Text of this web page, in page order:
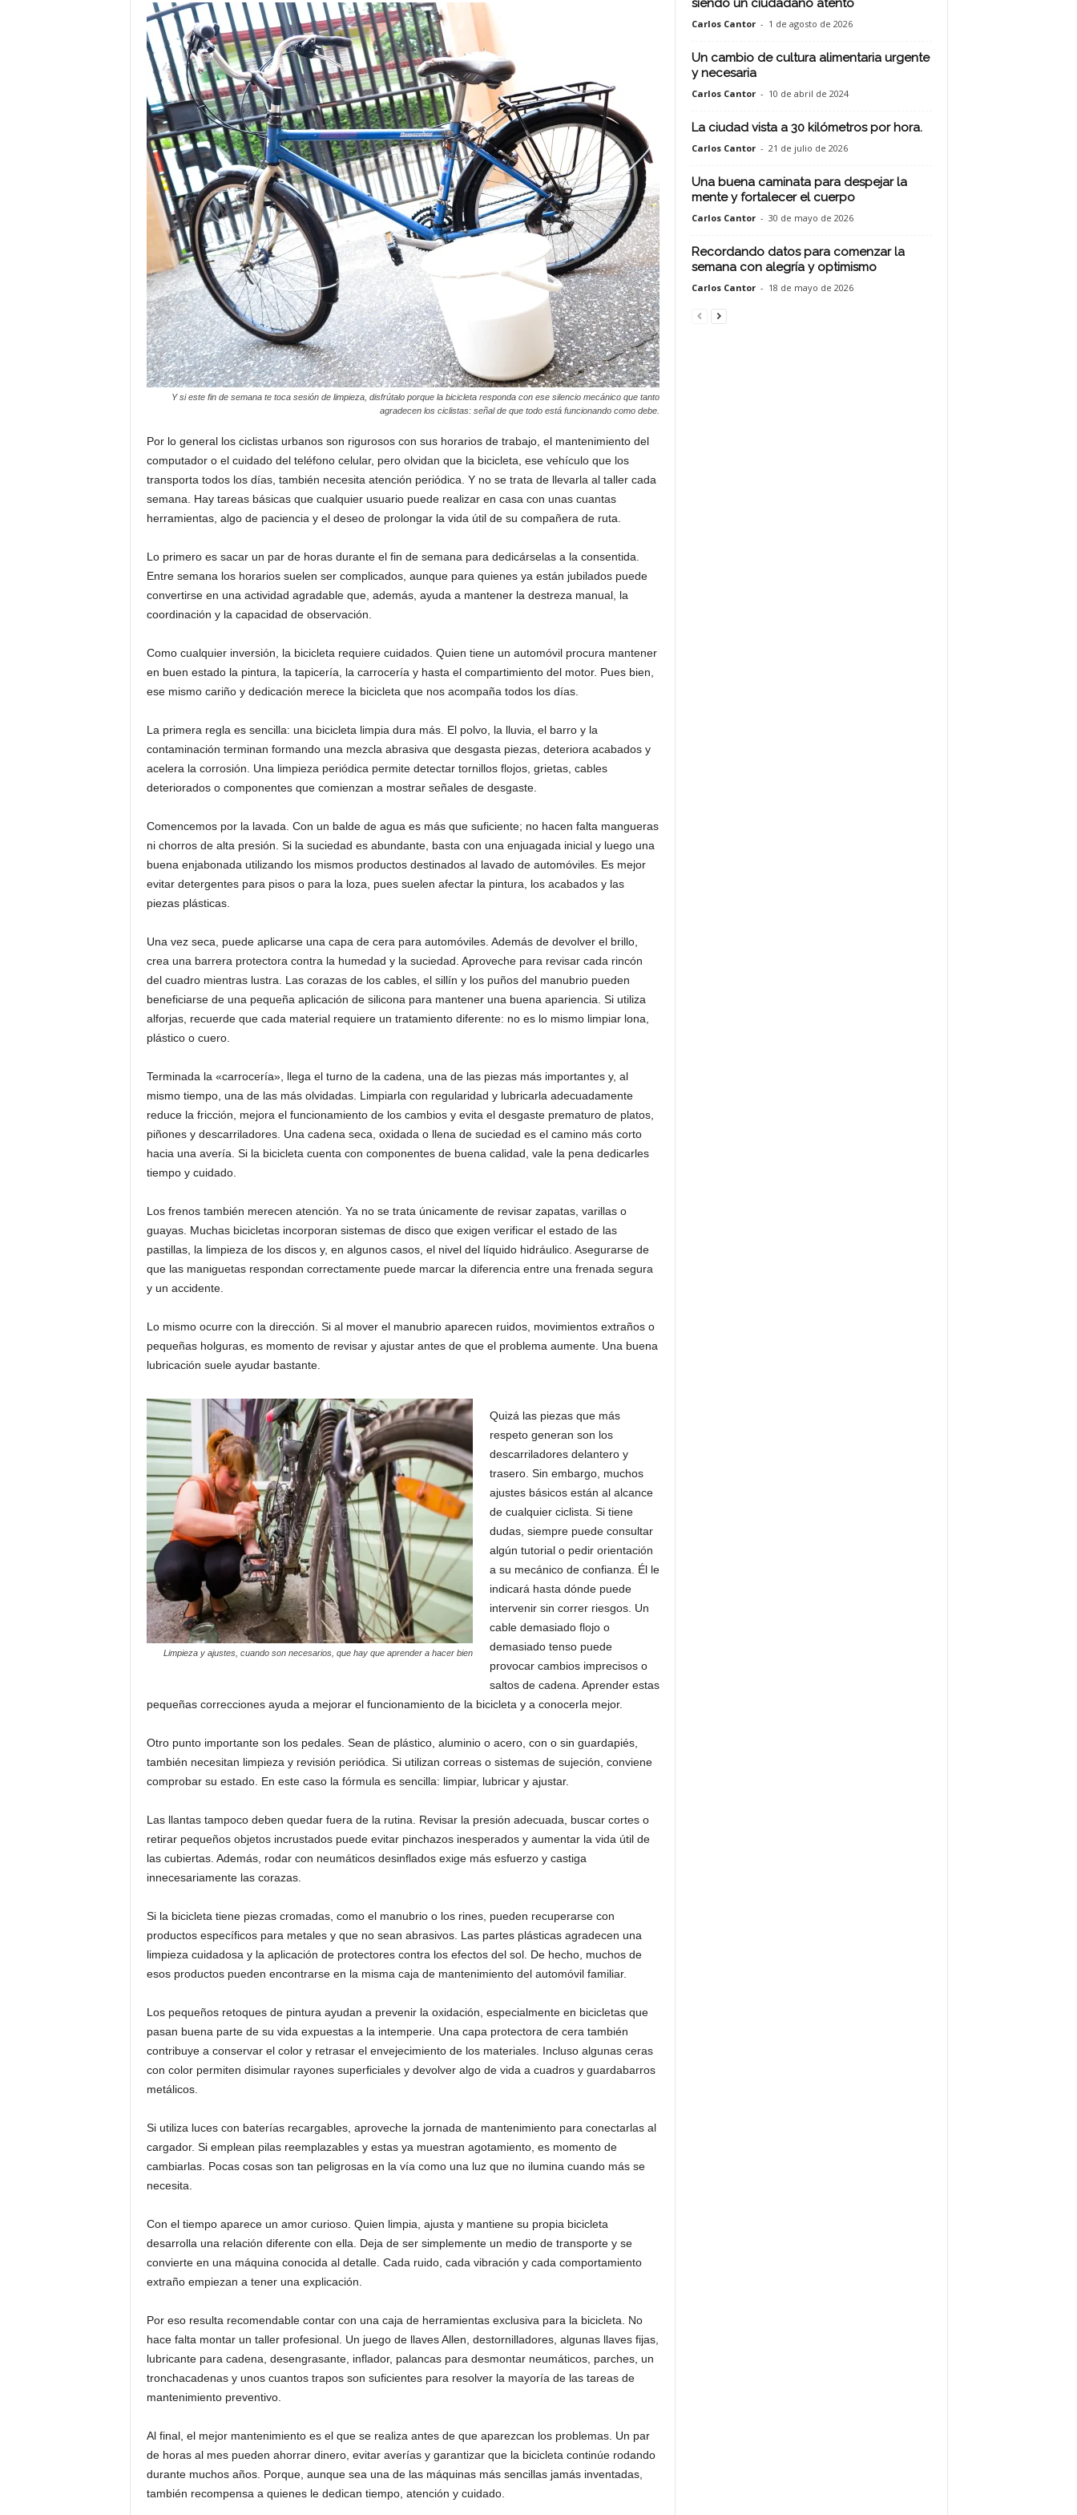
Y si este fin de semana te toca sesión de limpieza, disfrútalo porque la bicicleta responda con ese silencio mecánico que tanto
agradecen los ciclistas: señal de que todo está funcionando como debe.
Por lo general los ciclistas urbanos son rigurosos con sus horarios de trabajo, el mantenimiento del
computador o el cuidado del teléfono celular, pero olvidan que la bicicleta, ese vehículo que los
transporta todos los días, también necesita atención periódica. Y no se trata de llevarla al taller cada
semana. Hay tareas básicas que cualquier usuario puede realizar en casa con unas cuantas
herramientas, algo de paciencia y el deseo de prolongar la vida útil de su compañera de ruta.
Lo primero es sacar un par de horas durante el fin de semana para dedicárselas a la consentida.
Entre semana los horarios suelen ser complicados, aunque para quienes ya están jubilados puede
convertirse en una actividad agradable que, además, ayuda a mantener la destreza manual, la
coordinación y la capacidad de observación.
Como cualquier inversión, la bicicleta requiere cuidados. Quien tiene un automóvil procura mantener
en buen estado la pintura, la tapicería, la carrocería y hasta el compartimiento del motor. Pues bien,
ese mismo cariño y dedicación merece la bicicleta que nos acompaña todos los días.
La primera regla es sencilla: una bicicleta limpia dura más. El polvo, la lluvia, el barro y la
contaminación terminan formando una mezcla abrasiva que desgasta piezas, deteriora acabados y
acelera la corrosión. Una limpieza periódica permite detectar tornillos flojos, grietas, cables
deteriorados o componentes que comienzan a mostrar señales de desgaste.
Comencemos por la lavada. Con un balde de agua es más que suficiente; no hacen falta mangueras
ni chorros de alta presión. Si la suciedad es abundante, basta con una enjuagada inicial y luego una
buena enjabonada utilizando los mismos productos destinados al lavado de automóviles. Es mejor
evitar detergentes para pisos o para la loza, pues suelen afectar la pintura, los acabados y las
piezas plásticas.
Una vez seca, puede aplicarse una capa de cera para automóviles. Además de devolver el brillo,
crea una barrera protectora contra la humedad y la suciedad. Aproveche para revisar cada rincón
del cuadro mientras lustra. Las corazas de los cables, el sillín y los puños del manubrio pueden
beneficiarse de una pequeña aplicación de silicona para mantener una buena apariencia. Si utiliza
alforjas, recuerde que cada material requiere un tratamiento diferente: no es lo mismo limpiar lona,
plástico o cuero.
Terminada la «carrocería», llega el turno de la cadena, una de las piezas más importantes y, al
mismo tiempo, una de las más olvidadas. Limpiarla con regularidad y lubricarla adecuadamente
reduce la fricción, mejora el funcionamiento de los cambios y evita el desgaste prematuro de platos,
piñones y descarriladores. Una cadena seca, oxidada o llena de suciedad es el camino más corto
hacia una avería. Si la bicicleta cuenta con componentes de buena calidad, vale la pena dedicarles
tiempo y cuidado.
Los frenos también merecen atención. Ya no se trata únicamente de revisar zapatas, varillas o
guayas. Muchas bicicletas incorporan sistemas de disco que exigen verificar el estado de las
pastillas, la limpieza de los discos y, en algunos casos, el nivel del líquido hidráulico. Asegurarse de
que las maniguetas respondan correctamente puede marcar la diferencia entre una frenada segura
y un accidente.
Lo mismo ocurre con la dirección. Si al mover el manubrio aparecen ruidos, movimientos extraños o
pequeñas holguras, es momento de revisar y ajustar antes de que el problema aumente. Una buena
lubricación suele ayudar bastante.
Limpieza y ajustes, cuando son necesarios, que hay que aprender a hacer bien
Quizá las piezas que más
respeto generan son los
descarriladores delantero y
trasero. Sin embargo, muchos
ajustes básicos están al alcance
de cualquier ciclista. Si tiene
dudas, siempre puede consultar
algún tutorial o pedir orientación
a su mecánico de confianza. Él le
indicará hasta dónde puede
intervenir sin correr riesgos. Un
cable demasiado flojo o
demasiado tenso puede
provocar cambios imprecisos o
saltos de cadena. Aprender estas
pequeñas correcciones ayuda a mejorar el funcionamiento de la bicicleta y a conocerla mejor.
Otro punto importante son los pedales. Sean de plástico, aluminio o acero, con o sin guardapiés,
también necesitan limpieza y revisión periódica. Si utilizan correas o sistemas de sujeción, conviene
comprobar su estado. En este caso la fórmula es sencilla: limpiar, lubricar y ajustar.
Las llantas tampoco deben quedar fuera de la rutina. Revisar la presión adecuada, buscar cortes o
retirar pequeños objetos incrustados puede evitar pinchazos inesperados y aumentar la vida útil de
las cubiertas. Además, rodar con neumáticos desinflados exige más esfuerzo y castiga
innecesariamente las corazas.
Si la bicicleta tiene piezas cromadas, como el manubrio o los rines, pueden recuperarse con
productos específicos para metales y que no sean abrasivos. Las partes plásticas agradecen una
limpieza cuidadosa y la aplicación de protectores contra los efectos del sol. De hecho, muchos de
esos productos pueden encontrarse en la misma caja de mantenimiento del automóvil familiar.
Los pequeños retoques de pintura ayudan a prevenir la oxidación, especialmente en bicicletas que
pasan buena parte de su vida expuestas a la intemperie. Una capa protectora de cera también
contribuye a conservar el color y retrasar el envejecimiento de los materiales. Incluso algunas ceras
con color permiten disimular rayones superficiales y devolver algo de vida a cuadros y guardabarros
metálicos.
Si utiliza luces con baterías recargables, aproveche la jornada de mantenimiento para conectarlas al
cargador. Si emplean pilas reemplazables y estas ya muestran agotamiento, es momento de
cambiarlas. Pocas cosas son tan peligrosas en la vía como una luz que no ilumina cuando más se
necesita.
Con el tiempo aparece un amor curioso. Quien limpia, ajusta y mantiene su propia bicicleta
desarrolla una relación diferente con ella. Deja de ser simplemente un medio de transporte y se
convierte en una máquina conocida al detalle. Cada ruido, cada vibración y cada comportamiento
extraño empiezan a tener una explicación.
Por eso resulta recomendable contar con una caja de herramientas exclusiva para la bicicleta. No
hace falta montar un taller profesional. Un juego de llaves Allen, destornilladores, algunas llaves fijas,
lubricante para cadena, desengrasante, inflador, palancas para desmontar neumáticos, parches, un
tronchacadenas y unos cuantos trapos son suficientes para resolver la mayoría de las tareas de
mantenimiento preventivo.
Al final, el mejor mantenimiento es el que se realiza antes de que aparezcan los problemas. Un par
de horas al mes pueden ahorrar dinero, evitar averías y garantizar que la bicicleta continúe rodando
durante muchos años. Porque, aunque sea una de las máquinas más sencillas jamás inventadas,
también recompensa a quienes le dedican tiempo, atención y cuidado.
siendo un ciudadano atento
Carlos Cantor - 1 de agosto de 2026
Un cambio de cultura alimentaria urgente
y necesaria
Carlos Cantor - 10 de abril de 2024
La ciudad vista a 30 kilómetros por hora.
Carlos Cantor - 21 de julio de 2026
Una buena caminata para despejar la
mente y fortalecer el cuerpo
Carlos Cantor - 30 de mayo de 2026
Recordando datos para comenzar la
semana con alegría y optimismo
Carlos Cantor - 18 de mayo de 2026